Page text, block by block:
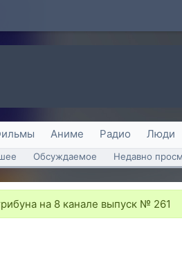
Аниме Радио Люди
Обсуждаемое Недавно
на 8 канале выпуск № 261